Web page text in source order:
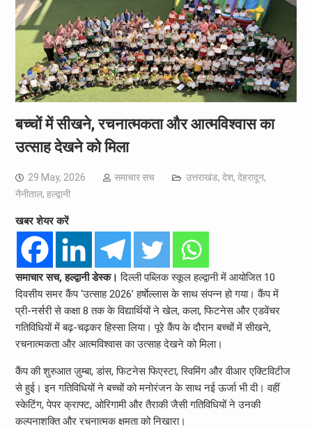
बच्चों में सीखने, रचनात्मकता और आत्मविश्वास का
उत्साह देखने को मिला
29 May, 2026 समाचार सच उत्तराखंड, देश, देहरादून,
नैनीताल, हल्द्वानी
खबर शेयर करें
समाचार सच, हल्द्वानी डेस्क।दिल्ली पब्लिक स्कूल हल्द्वानी में आयोजित 10
दिवसीय समर कैंप ‘उत्साह 2026’ हर्षाेल्लास के साथ संपन्न हो गया। कैंप में
प्री-नर्सरी से कक्षा 8 तक के विद्यार्थियों ने खेल, कला, फिटनेस और एडवेंचर
गतिविधियों में बढ़-चढ़कर हिस्सा लिया। पूरे कैंप के दौरान बच्चों में सीखने,
रचनात्मकता और आत्मविश्वास का उत्साह देखने को मिला।
कैंप की शुरुआत ज़ुम्बा, डांस, फिटनेस फिएस्टा, स्विमिंग और वीआर एक्टिविटीज
से हुई। इन गतिविधियों ने बच्चों को मनोरंजन के साथ नई ऊर्जा भी दी। वहीं
स्केटिंग, पेपर क्राफ्ट, ओरिगामी और तैराकी जैसी गतिविधियों ने उनकी
कल्पनाशक्ति और रचनात्मक क्षमता को निखारा।